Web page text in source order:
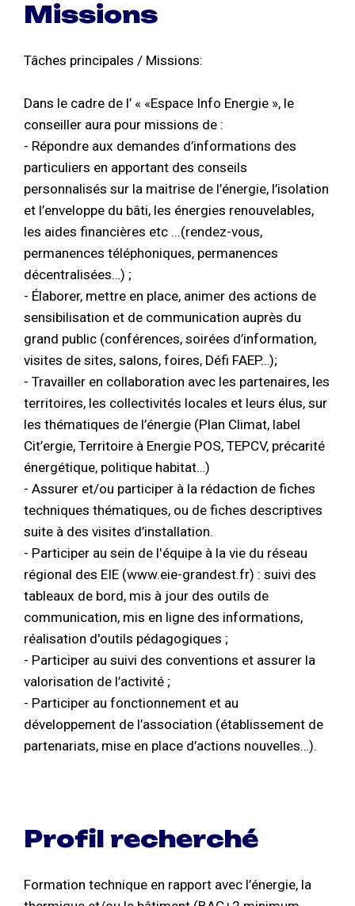
Missions
Tâches principales / Missions:
Dans le cadre de l’ « «Espace Info Energie », le
conseiller aura pour missions de :
- Répondre aux demandes d’informations des
particuliers en apportant des conseils
personnalisés sur la maitrise de l’énergie, l’isolation
et l’enveloppe du bâti, les énergies renouvelables,
les aides financières etc ...(rendez-vous,
permanences téléphoniques, permanences
décentralisées…) ;
- Élaborer, mettre en place, animer des actions de
sensibilisation et de communication auprès du
grand public (conférences, soirées d’information,
visites de sites, salons, foires, Défi FAEP…);
- Travailler en collaboration avec les partenaires, les
territoires, les collectivités locales et leurs élus, sur
les thématiques de l’énergie (Plan Climat, label
Cit’ergie, Territoire à Energie POS, TEPCV, précarité
énergétique, politique habitat…)
- Assurer et/ou participer à la rédaction de fiches
techniques thématiques, ou de fiches descriptives
suite à des visites d’installation.
- Participer au sein de l'équipe à la vie du réseau
régional des EIE (www.eie-grandest.fr) : suivi des
tableaux de bord, mis à jour des outils de
communication, mis en ligne des informations,
réalisation d'outils pédagogiques ;
- Participer au suivi des conventions et assurer la
valorisation de l’activité ;
- Participer au fonctionnement et au
développement de l’association (établissement de
partenariats, mise en place d’actions nouvelles…).
Profil recherché
Formation technique en rapport avec l’énergie, la